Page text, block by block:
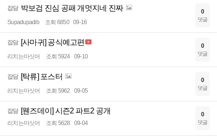
잡담 박보검 진심 공패 개멋지네 진짜
Supadupadib 조회 6850 09-16
0
댓글
잡담 [사마귀] 공식예고편
리치는마싯어 조회 5924 09-10
0
댓글
잡담 [탁류] 포스터
리치는마싯어 조회 5962 09-05
0
댓글
잡담 [웬즈데이] 시즌2 파트2 공개
리치는마싯어 조회 5628 09-04
0
댓글